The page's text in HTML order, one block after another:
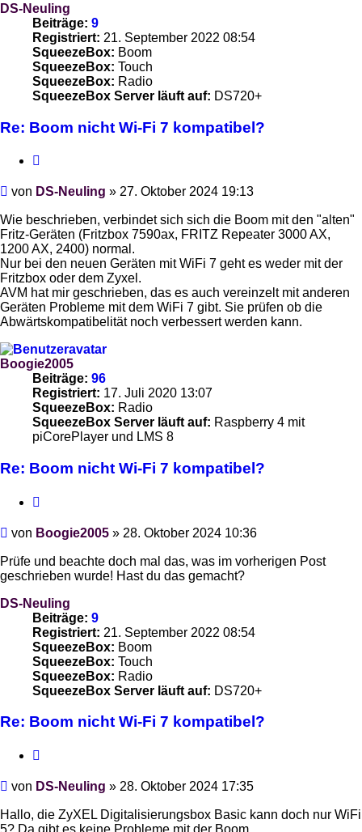
DS-Neuling
Beiträge: 9
Registriert: 21. September 2022 08:54
SqueezeBox: Boom
SqueezeBox: Touch
SqueezeBox: Radio
SqueezeBox Server läuft auf: DS720+
Re: Boom nicht Wi-Fi 7 kompatibel?
Beitrag
von DS-Neuling » 27. Oktober 2024 19:13
Wie beschrieben, verbindet sich sich die Boom mit den "alten"
Fritz-Geräten (Fritzbox 7590ax, FRITZ Repeater 3000 AX,
1200 AX, 2400) normal.
Nur bei den neuen Geräten mit WiFi 7 geht es weder mit der
Fritzbox oder dem Zyxel.
AVM hat mir geschrieben, das es auch vereinzelt mit anderen
Geräten Probleme mit dem WiFi 7 gibt. Sie prüfen ob die
Abwärtskompatibelität noch verbessert werden kann.
Boogie2005
Beiträge: 96
Registriert: 17. Juli 2020 13:07
SqueezeBox: Radio
SqueezeBox Server läuft auf: Raspberry 4 mit
piCorePlayer und LMS 8
Re: Boom nicht Wi-Fi 7 kompatibel?
Beitrag
von Boogie2005 » 28. Oktober 2024 10:36
Prüfe und beachte doch mal das, was im vorherigen Post
geschrieben wurde! Hast du das gemacht?
DS-Neuling
Beiträge: 9
Registriert: 21. September 2022 08:54
SqueezeBox: Boom
SqueezeBox: Touch
SqueezeBox: Radio
SqueezeBox Server läuft auf: DS720+
Re: Boom nicht Wi-Fi 7 kompatibel?
Beitrag
von DS-Neuling » 28. Oktober 2024 17:35
Hallo, die ZyXEL Digitalisierungsbox Basic kann doch nur WiFi